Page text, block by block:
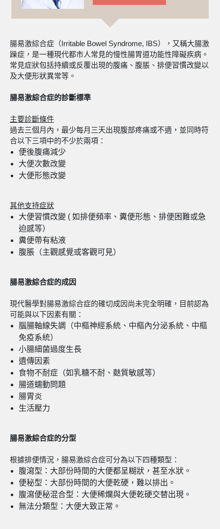
腸易激綜合症（Irritable Bowel Syndrome, IBS），又稱大腸激
躁症，是一種現代都市人常見的慢性腸胃道功能性障礙疾病。
常見症狀包括持續或反覆出現的腹痛、腹脹、排便習慣改變以
及大便形狀異常等。
腸易激綜合症的診斷標準
主要診斷條件
過去三個月內，最少每月三天出現腹部疼痛或不適，並同時符
合以下三項中的不少於兩項：
便後腹痛減少
大便次數改變
大便形態改變
其他支持症狀
大便習慣改變 ( 如排便頻率、糞便形態、排便困難或急
迫感等）
糞便帶有粘液
腹脹（主觀感覺或客觀可見）
腸易激綜合症的成因
現代醫學對腸易激綜合症的確切成因尚未完全明確，目前認為
可能與以下因素有關：
腦腸軸線失調（中樞神經系統、中樞內分泌系統、中樞
免疫系統）
小腸細菌過度生長
遺傳因素
食物不耐症（如乳糖不耐、麩質敏感等）
腸道蠕動問題
腸胃炎
生活壓力
腸易激綜合症的分型
根據排便情況，腸易激綜合症可分為以下四種類型：
腹瀉型：大部份時間的大便都呈糊狀，甚至水狀。
便秘型：大部份時間的大便乾硬，難以排出。
腹瀉便秘混合型：大便稀爛與大便乾硬交替出現。
無法分類型：大便大致正常。